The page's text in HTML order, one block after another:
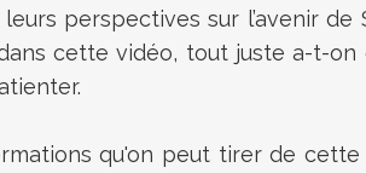
perspectives sur l’avenir de
cette vidéo, tout juste a-t-on
qu'on peut tirer de